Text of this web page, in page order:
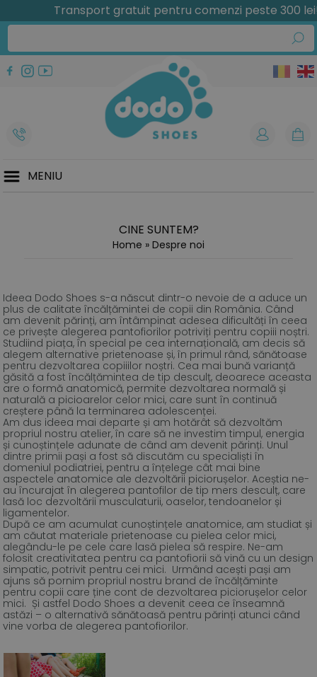
Transport gratuit pentru comenzi peste 300 lei!
MENIU
CINE SUNTEM?
Home » Despre noi
Ideea Dodo Shoes s-a născut dintr-o nevoie de a aduce un
plus de calitate încălțămintei de copii din România. Când
am devenit părinți, am întâmpinat adesea dificultăți în ceea
ce privește alegerea pantofiorilor potriviți pentru copiii noștri.
Studiind piața, în special pe cea internațională, am decis să
alegem alternative prietenoase și, în primul rând, sănătoase
pentru dezvoltarea copiiilor noștri. Cea mai bună varianță
găsită a fost încălțămintea de tip desculț, deoarece aceasta
are o formă anatomică, permite dezvoltarea normală și
naturală a picioarelor celor mici, care sunt în continuă
creștere până la terminarea adolescenței.
Am dus ideea mai departe și am hotărât să dezvoltăm
propriul nostru atelier, în care să ne investim timpul, energia
și cunoștințele adunate de când am devenit părinți. Unul
dintre primii pași a fost să discutăm cu specialiști în
domeniul podiatriei, pentru a înțelege cât mai bine
aspectele anatomice ale dezvoltării piciorușelor. Aceștia ne-
au încurajat în alegerea pantofilor de tip mers desculț, care
lasă loc dezvoltării musculaturii, oaselor, tendoanelor și
ligamentelor.
După ce am acumulat cunoștințele anatomice, am studiat și
am căutat materiale prietenoase cu pielea celor mici,
alegându-le pe cele care lasă pielea să respire. Ne-am
folosit creativitatea pentru ca pantofiorii să vină cu un design
simpatic, potrivit pentru cei mici. Urmând acești pași am
ajuns să pornim propriul nostru brand de încălțăminte
pentru copii care ține cont de dezvoltarea piciorușelor celor
mici. Și astfel Dodo Shoes a devenit ceea ce înseamnă
astăzi – o alternativă sănătoasă pentru părinți atunci când
vine vorba de alegerea pantofiorilor.